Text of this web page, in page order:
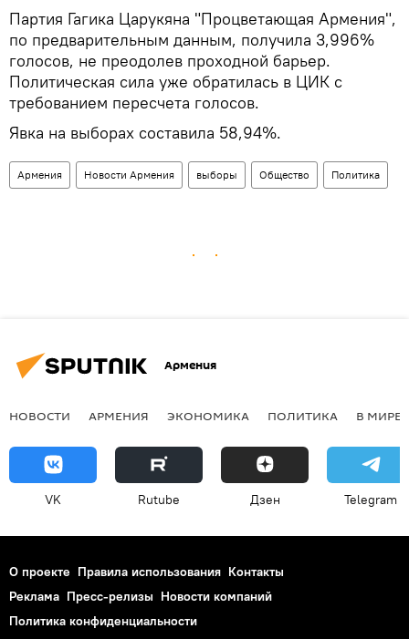
Партия Гагика Царукяна "Процветающая Армения",
по предварительным данным, получила 3,996%
голосов, не преодолев проходной барьер.
Политическая сила уже обратилась в ЦИК с
требованием пересчета голосов.
Явка на выборах составила 58,94%.
Армения Новости Армения выборы Общество Политика
Армения
НОВОСТИ АРМЕНИЯ ЭКОНОМИКА ПОЛИТИКА В МИРЕ
VK Rutube Дзен Telegram
О проекте Правила использования Контакты
Реклама Пресс-релизы Новости компаний
Политика конфиденциальности